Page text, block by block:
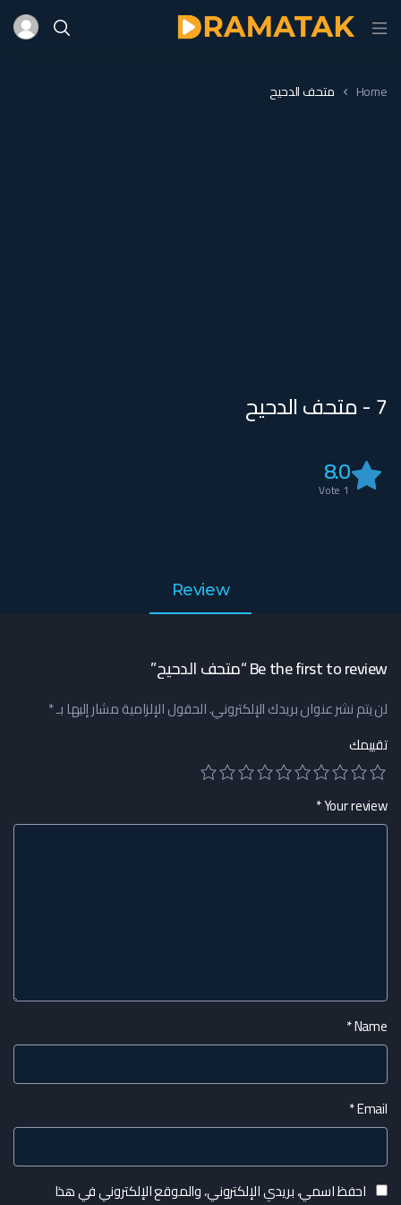
Home متحف الدحيح
7 - متحف الدحيح
8.0
1
Review
Be the first to review “متحف الدحيح”
لن يتم نشر عنوان بريدك الإلكتروني.الحقول الإلزامية مشار إليها بـ*
تقييمك
Your review
*
Name
*
Email
*
احفظ اسمي، بريدي الإلكتروني، والموقع الإلكتروني في هذا